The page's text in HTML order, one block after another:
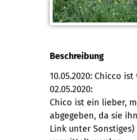
Beschreibung
10.05.2020: Chicco
02.05.2020:
Chico ist ein lieber,
abgegeben, da sie
Link unter